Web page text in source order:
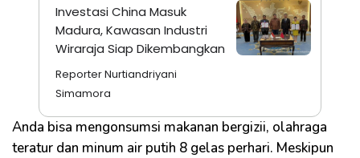
Investasi China Masuk
Madura, Kawasan Industri
Wiraraja Siap Dikembangkan
Reporter Nurtiandriyani
Simamora
Anda bisa mengonsumsi makanan bergizii, olahraga
teratur dan minum air putih 8 gelas perhari. Meskipun